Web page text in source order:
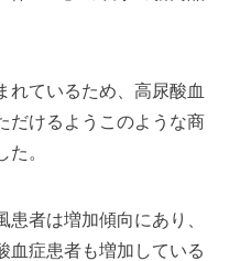
れているため、高尿酸血
だけるようこのような商
。
者は増加傾向にあり、
血症患者も増加している